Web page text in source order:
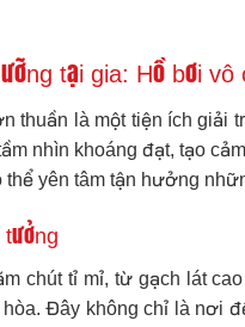
tại gia: Hồ bơi vô
thuần là một tiện ích giải
nhìn khoáng đạt, tạo
yên tâm tận hưởng
chút tỉ mỉ, từ gạch lát
Đây không chỉ là nơi